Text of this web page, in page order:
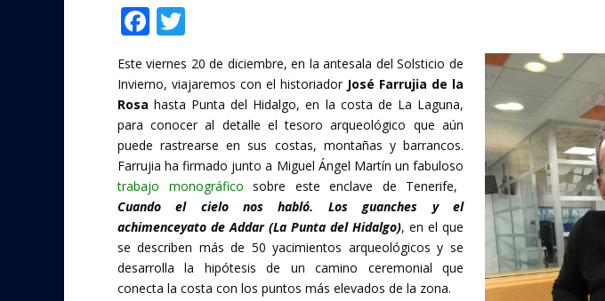
F
ac
e
b
o
o
k
w
itt
er
Este viernes 20 de diciembre, en la antesala del Solsticio de
Invierno, viajaremos con el historiador José Farrujia de la
Rosa hasta Punta del Hidalgo, en la costa de La Laguna,
para conocer al detalle el tesoro arqueológico que aún
puede rastrearse en sus costas, montañas y barrancos.
Farrujia ha firmado junto a Miguel Ángel Martín un fabuloso
trabajo monográfico sobre este enclave de Tenerife,
Cuando el cielo nos habló. Los guanches y el
achimenceyato de Addar (La Punta del Hidalgo), en el que
se describen más de 50 yacimientos arqueológicos y se
desarrolla la hipótesis de un camino ceremonial que
conecta la costa con los puntos más elevados de la zona.